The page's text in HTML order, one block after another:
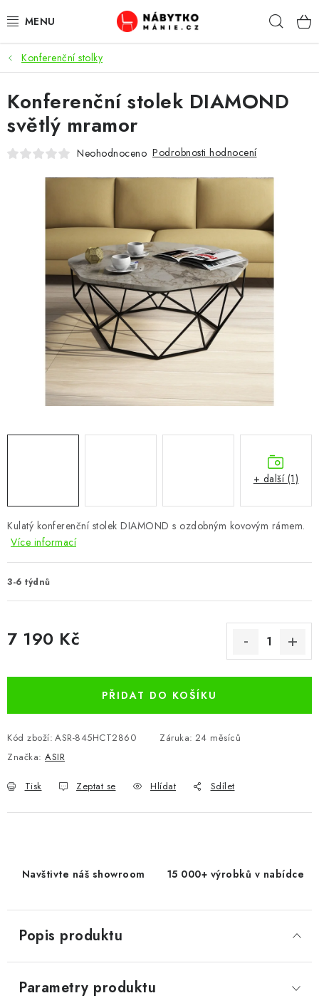
na
OBÝVACÍ POKOJ
KUCHYŇ A JÍDELNA
LOŽNICE
KOUPELNA A WC
PŘEDSÍŇ
CHOVATELSKÉ POTŘEBY
DOPLŇKY A DEKORACE
ZAHRADA
OSTATNÍ
VÝPRODEJ
Vše o nákupu
Konferenční stolky
Kulatý konferenční stolek DIAMOND s ozdobným kovovým rámem.
Více informací
3-6 týdnů
7 190 Kč
PŘIDAT DO KOŠÍKU
Kód zboží: ASR-845HCT2860 Záruka: 24 měsíců
Značka: ASIR
Tisk Zeptat se Hlídat Sdílet
Konferenční stolek DIAMOND
světlý mramor
Neohodnoceno Podrobnosti hodnocení
+ další (1)
Navštivte náš showroom 15 000+ výrobků v nabídce
Popis produktu
Parametry produktu